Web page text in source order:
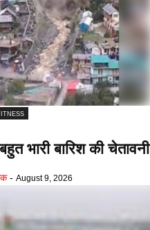
भारी बारिश की चेतावनी
- August 9, 2026